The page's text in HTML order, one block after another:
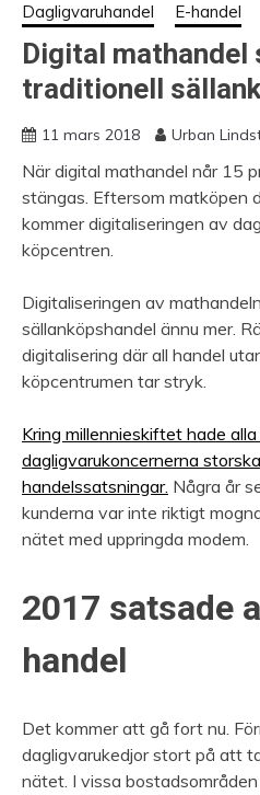
Dagligvaruhandel E-handel
Digital mathandel
traditionell
11 mars 2018 Urban
När digital mathandel når 15
stängas. Eftersom matköpen
kommer digitaliseringen av
köpcentren.
Digitaliseringen av
sällanköpshandel ännu mer.
digitalisering där all handel
köpcentrumen tar stryk.
Kring millennieskiftet hade
dagligvarukoncernerna
handelssatsningar. Några år
kunderna var inte riktigt
nätet med uppringda modem.
2017 satsade
handel
Det kommer att gå fort nu.
dagligvarukedjor stort på att
nätet. I vissa bostadsområden